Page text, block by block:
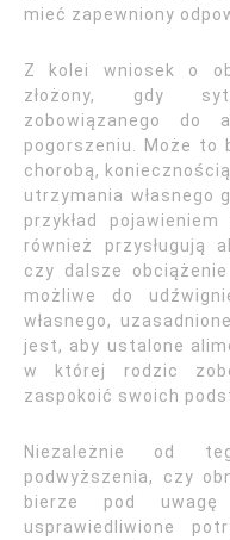
mieć zapewniony
Z kolei wniosek o
złożony, gdy
zobowiązanego do
pogorszeniu. Może to
chorobą,
utrzymania własnego
przykład
również przysługują
czy dalsze
możliwe do
własnego,
jest, aby ustalone
w której rodzic
zaspokoić swoich
Niezależnie od
podwyższenia, czy
bierze pod uwagę
usprawiedliwione